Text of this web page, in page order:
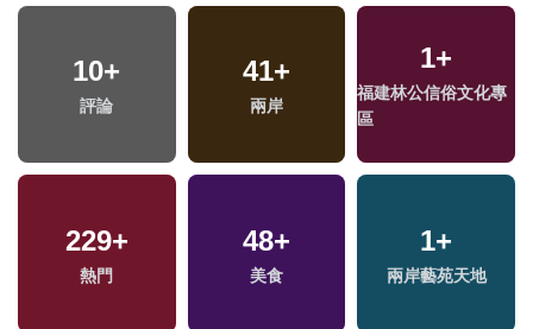
10+
評論
41+
兩岸
1+
福建林公信俗文化專
區
229+
熱門
48+
美食
1+
兩岸藝苑天地